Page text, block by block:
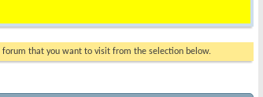
forum that you want to visit from the selection below.